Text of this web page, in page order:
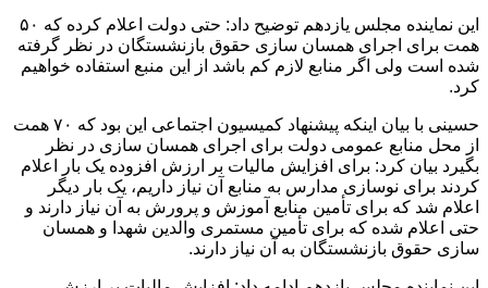
این نماینده مجلس یازدهم توضیح داد: حتی دولت اعلام کرده که ۵۰
همت برای اجرای همسان سازی حقوق بازنشستگان در نظر گرفته
شده است ولی اگر منابع لازم کم باشد از این منبع استفاده خواهیم
کرد.
حسینی با بیان اینکه پیشنهاد کمیسیون اجتماعی این بود که ۷۰ همت
از محل منابع عمومی دولت برای اجرای همسان سازی در نظر
بگیرد بیان کرد: برای افزایش مالیات بر ارزش افزوده یک بار اعلام
کردند برای نوسازی مدارس به منابع آن نیاز داریم، یک بار دیگر
اعلام شد که برای تأمین منابع آموزش و پرورش به آن نیاز دارند و
حتی اعلام شده که برای تأمین مستمری والدین شهدا و همسان
سازی حقوق بازنشستگان به آن نیاز دارند.